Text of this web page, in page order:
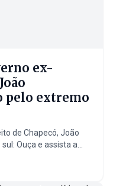
ex-
pelo extremo
de Chapecó, João
Ouça e assista a